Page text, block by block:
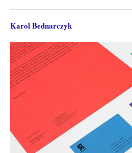
Karol Bednarczyk